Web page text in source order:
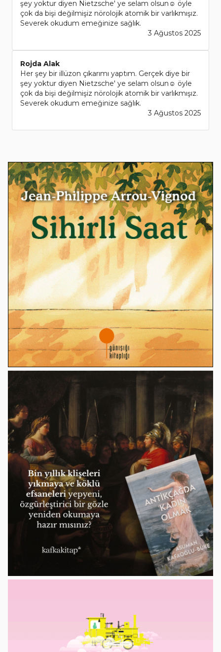
şey yoktur diyen Nietzsche' ye selam olsun☺️ öyle
çok da bişi değilmişiz nörolojik atomik bir varlıkmışız.
Severek okudum emeğinize sağlık.
3 Ağustos 2025
Rojda Alak
Her şey bir illüzon çıkarımı yaptım. Gerçek diye bir
şey yoktur diyen Nietzsche' ye selam olsun☺️ öyle
çok da bişi değilmişiz nörolojik atomik bir varlıkmışız.
Severek okudum emeğinize sağlık.
3 Ağustos 2025